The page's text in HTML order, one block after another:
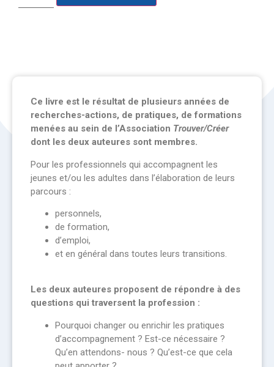
Ce livre est le résultat de plusieurs années de
recherches-actions, de pratiques, de formations
menées au sein de l’Association Trouver/Créer
dont les deux auteures sont membres.
Pour les professionnels qui accompagnent les
jeunes et/ou les adultes dans l’élaboration de leurs
parcours :
personnels,
de formation,
d’emploi,
et en général dans toutes leurs transitions.
Les deux auteures proposent de répondre à des
questions qui traversent la profession :
Pourquoi changer ou enrichir les pratiques
d’accompagnement ? Est-ce nécessaire ?
Qu’en attendons- nous ? Qu’est-ce que cela